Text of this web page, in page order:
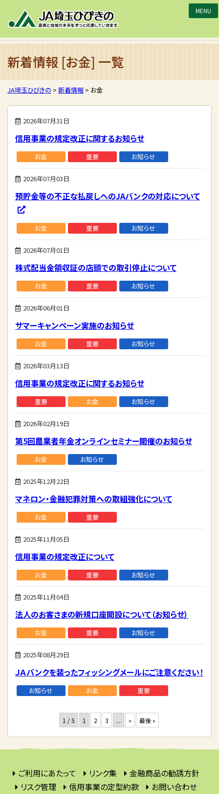
JA埼玉ひびきの
新着情報 [お金] 一覧
JA埼玉ひびきの > 新着情報 > お金
2026年07月31日
信用事業の規定改正に関するお知らせ
お金 重要 お知らせ
2026年07月03日
預貯金等の不正な払戻しへのJAバンクの対応について
お金 重要 お知らせ
2026年07月01日
株式配当金領収証の店頭での取引停止について
お金 重要 お知らせ
2026年06月01日
サマーキャンペーン実施のお知らせ
お金 重要 お知らせ
2026年03月13日
信用事業の規定改正に関するお知らせ
重要 お金 お知らせ
2026年02月19日
第5回農業者年金オンラインセミナー開催のお知らせ
お金 お知らせ
2025年12月22日
マネロン・金融犯罪対策への取組強化について
お金 重要
2025年11月05日
信用事業の規定改正について
お金 重要 お知らせ
2025年11月04日
法人のお客さまの新規口座開設について（お知らせ）
お金 重要 お知らせ
2025年08月29日
ＪＡバンクを装ったフィッシングメールにご注意ください！
お知らせ お金 重要
1 / 5 1 2 3 ... » 最後 »
ご利用にあたって リンク集
金融商品の勧誘方針
リスク管理
信用事業の定型約款
お問い合わせ